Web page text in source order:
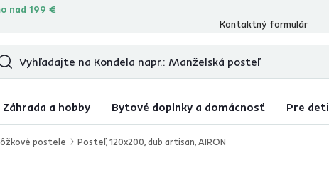
nad 199 €produktových recenzií
Kontaktný formulár
Záhrada a hobby Bytové doplnky a domácnosť Pre deti
postele Posteľ, 120x200, dub artisan, AIRON